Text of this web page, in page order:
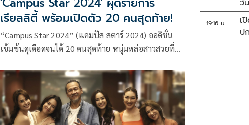
'Campus Star 2024' ผุดรายการ
เรียลลิตี้ พร้อมเปิดตัว 20 คนสุดท้าย!
“Campus Star 2024” (แคมปัส สตาร์ 2024) ออดิชั่น
เข้มข้นดุเดือดจนได้ 20 คนสุดท้าย หนุ่มหล่อสาวสวยที่
ด่านได้เป็น 20 คนสุดท้ายในครั้งนี้ แต่ละคนต่างก็งัดไม้
เด็ดออกมาโชว์ฉายแสงความเป็นสตาร์ จนชนะใจคณะ
กรรมการแถวหน้าของเมืองไทยที่มีประสบการณ์ในวงการ
บันเทิงมายาวนาน
วั
19:16 น.
เ
ป